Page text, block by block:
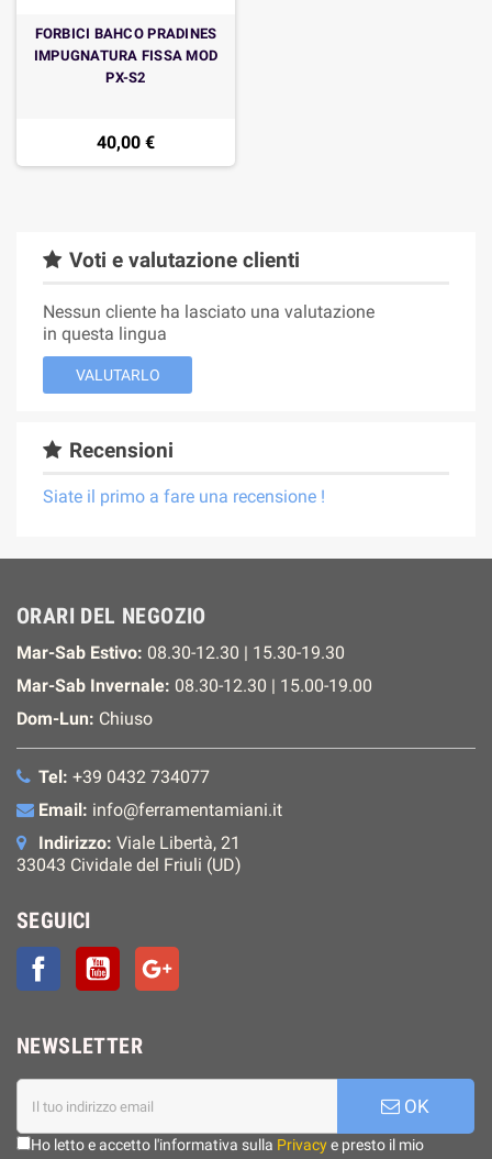
FORBICI BAHCO PRADINES
IMPUGNATURA FISSA MOD
PX-S2
40,00 €
Voti e valutazione clienti
Nessun cliente ha lasciato una valutazione
in questa lingua
VALUTARLO
Recensioni
Siate il primo a fare una recensione !
ORARI DEL NEGOZIO
Mar-Sab Estivo: 08.30-12.30 | 15.30-19.30
Mar-Sab Invernale: 08.30-12.30 | 15.00-19.00
Dom-Lun: Chiuso
Tel: +39 0432 734077
Email: info@ferramentamiani.it
Indirizzo: Viale Libertà, 21
33043 Cividale del Friuli (UD)
SEGUICI
FacebookYouTube
NEWSLETTER
OK
Ho letto e accetto l'informativa sulla Privacye presto il mio